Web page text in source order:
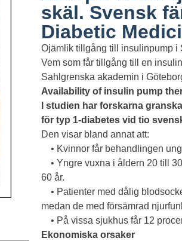
skäl. Svensk
Diabetic
Ojämlik tillgång till insulinpump i
Vem som får tillgång till en
Sahlgrenska akademin i
Availability of insulin pump
I studien har forskarna
för typ 1-diabetes vid tio
Den visar bland annat att:
• Kvinnor får behandlingen
• Yngre vuxna i åldern 20 till
60 år.
• Patienter med dålig
medan de med försämrad
• På vissa sjukhus får 12
Ekonomiska orsaker